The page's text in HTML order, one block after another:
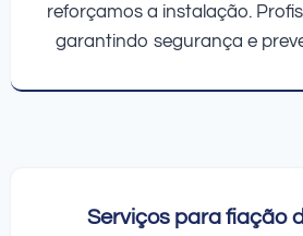
reforçamos a instalação.
garantindo segurança e
Serviços para fiação